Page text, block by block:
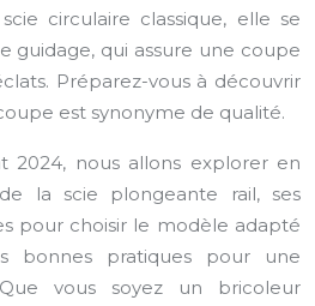
circulaire classique, elle se
guidage, qui assure une coupe
Préparez-vous à découvrir
est synonyme de qualité.
2024, nous allons explorer en
la scie plongeante rail, ses
pour choisir le modèle adapté
bonnes pratiques pour une
Que vous soyez un bricoleur